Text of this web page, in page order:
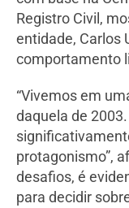
Registro Civil,
entidade, Carlos
comportamento
“Vivemos em
daquela de
protagonismo”,
desafios, é
para decidir